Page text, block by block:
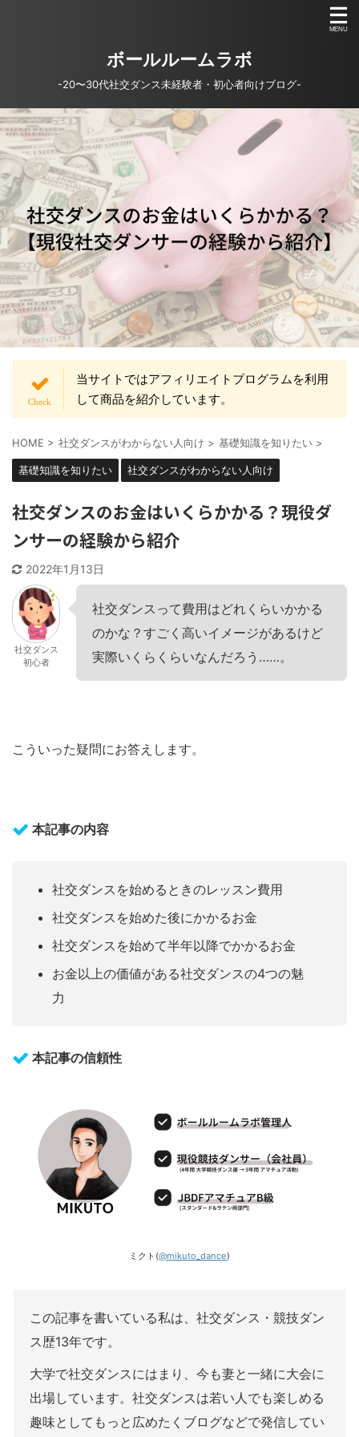
ボールルームラボ
-20〜30代社交ダンス未経験者・初心者向けブログ-
当サイトではアフィリエイトプログラムを利用
して商品を紹介しています。
HOME > 社交ダンスがわからない人向け > 基礎知識を知りたい >
基礎知識を知りたい 社交ダンスがわからない人向け
社交ダンスのお金はいくらかかる？現役ダ
ンサーの経験から紹介
2022年1月13日
社交ダンス
初心者
社交ダンスって費用はどれくらいかかる
のかな？すごく高いイメージがあるけど
実際いくらくらいなんだろう……。
こういった疑問にお答えします。
本記事の内容
社交ダンスを始めるときのレッスン費用
社交ダンスを始めた後にかかるお金
社交ダンスを始めて半年以降でかかるお金
お金以上の価値がある社交ダンスの4つの魅
力
本記事の信頼性
ミクト(@mikuto_dance)
この記事を書いている私は、社交ダンス・競技ダン
ス歴13年です。
大学で社交ダンスにはまり、今も妻と一緒に大会に
出場しています。社交ダンスは若い人でも楽しめる
趣味としてもっと広めたくブログなどで発信してい